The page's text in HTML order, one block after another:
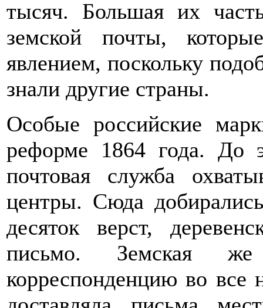
тысяч. Большая их
земской почты,
явлением, поскольку
знали другие страны.
Особые российские
реформе 1864 года. До
почтовая служба
центры. Сюда
десяток верст,
письмо. Земская же
корреспонденцию во все